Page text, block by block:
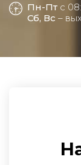
Пн-Пт с
Сб, Вс –